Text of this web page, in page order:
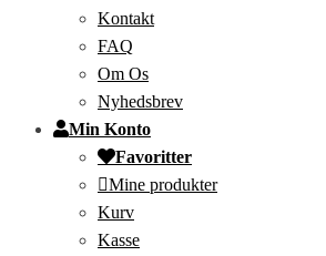
Kontakt
FAQ
Om Os
Nyhedsbrev
Min Konto
Favoritter
Mine produkter
Kurv
Kasse